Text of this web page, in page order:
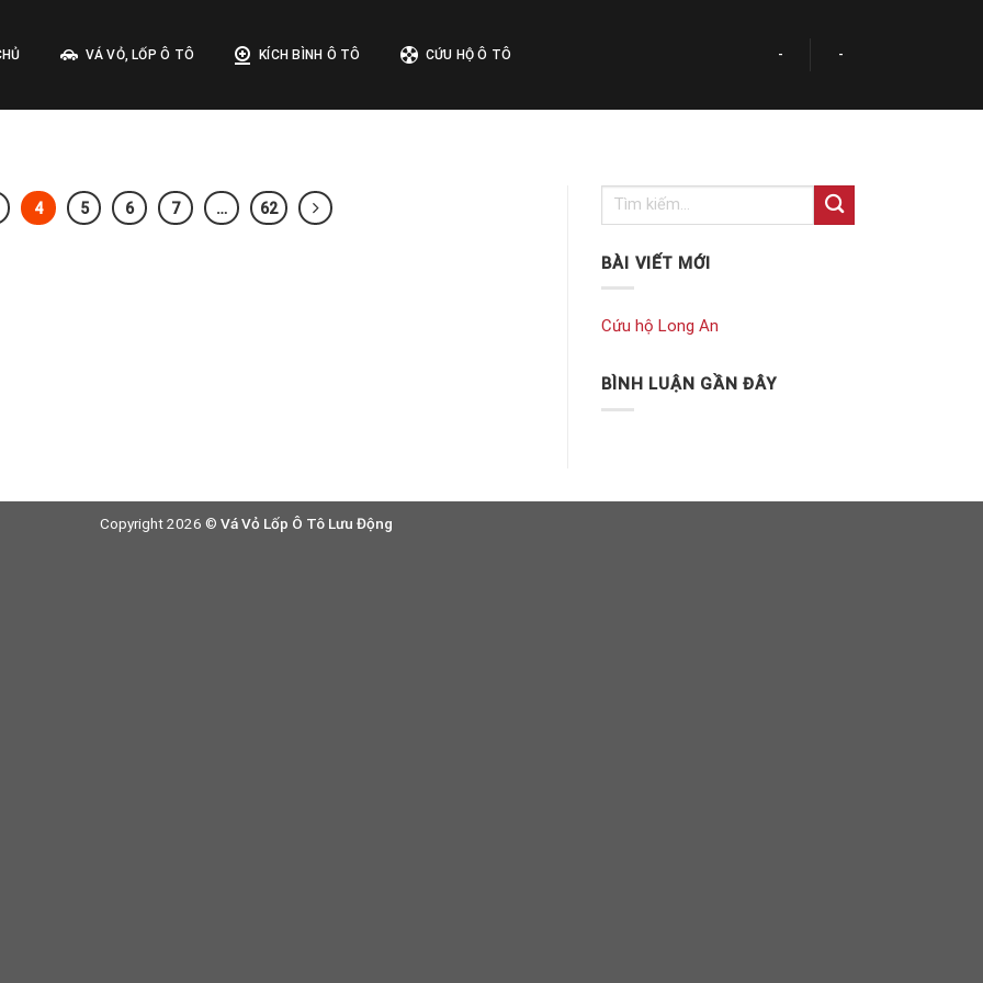
VÁ VỎ, LỐP Ô TÔ KÍCH BÌNH Ô TÔ CỨU HỘ Ô TÔ - -
4 5 6 7 … 62
BÀI VIẾT MỚI
Cứu hộ Long An
BÌNH LUẬN GẦN ĐÂY
Copyright 2026 © Vá Vỏ Lốp Ô Tô Lưu Động